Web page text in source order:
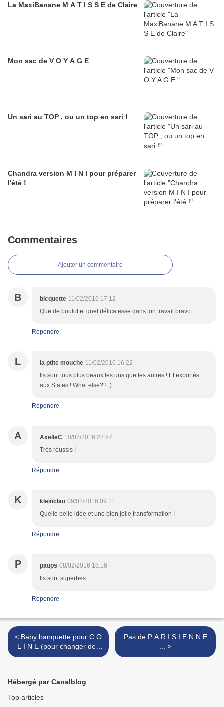
La MaxiBanane M A T I S S E de Claire
Mon sac de V O Y A G E
Un sari au TOP , ou un top en sari !
Chandra version M I N I pour préparer
l'été !
Commentaires
Ajouter un commentaire
B bicquette 11/02/2016 17:12
Que de boulot et quel délicatesse dans ton travail bravo
Répondre
L la ptite mouche 11/02/2016 16:22
Ils sont tous plus beaux les uns que les autres ! Et exportés
aux States ! What else?? ;)
Répondre
A AxelleC 10/02/2016 22:57
Très réussis !
Répondre
K kleinclau 09/02/2016 09:11
Quelle belle idée et une bien jolie transformation !
Répondre
P paups 08/02/2016 18:16
Ils sont superbes
Répondre
< Baby banquette pour C O
L I N E (pour changer des
Baby blankets !)
Pas de P A R I S I E N N E
... >
Hébergé par Canalblog
Top articles